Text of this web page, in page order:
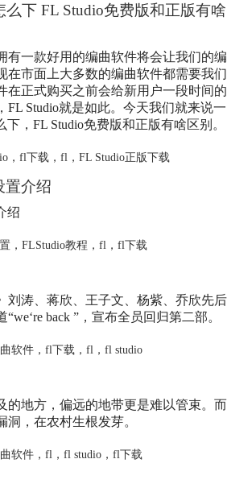
么下 FL Studio免费版和正版有啥
有一款好用的编曲软件将会让我们的编
在市面上大多数的编曲软件都需要我们
在正式购买之前会给新用户一段时间的
FL Studio就是如此。今天我们就来说一
下，FL Studio免费版和正版有啥区别。
， fl下载 ， fl ， FL Studio正版下载
置介绍
绍
， FLStudio教程 ， fl ， fl下载
刘涛、蒋欣、王子文、杨紫、乔欣先后
back ”，宣布全员回归第二部。
软件， fl下载 ， fl ， fl studio
的地方，偏远的地带更是难以管束。而
，在农村生根发芽。
软件， fl ， fl studio， fl下载